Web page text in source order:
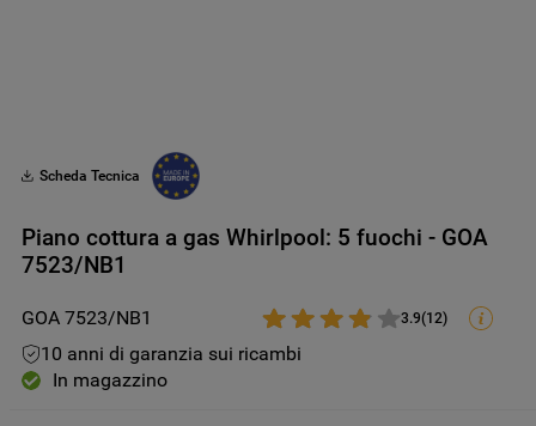
Scheda Tecnica
Piano cottura a gas Whirlpool: 5 fuochi - GOA
7523/NB1
GOA 7523/NB1 3.9(12)
10 anni di garanzia sui ricambi
In magazzino